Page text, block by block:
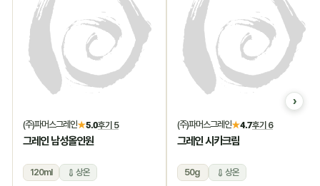
(주)파머스그레인★5.0후기 5
그레인 남성올인원
120ml 상온
(주)파머스그레인★4.7후기 6
그레인 시카크림
50g 상온